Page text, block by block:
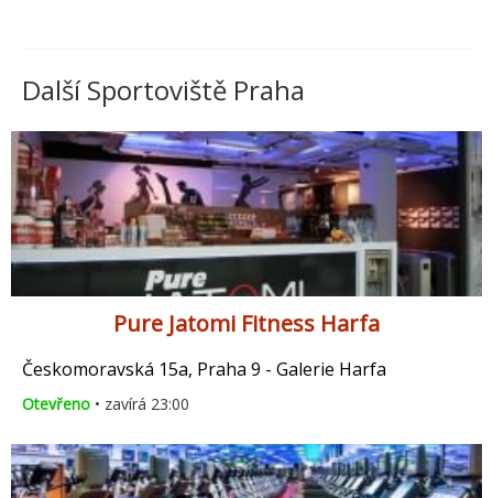
Další Sportoviště Praha
Pure Jatomi Fitness Harfa
Českomoravská 15a, Praha 9 - Galerie Harfa
Otevřeno • zavírá 23:00